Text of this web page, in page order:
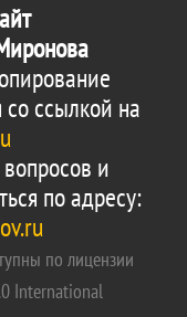
со ссылкой на
и
по адресу:
по лицензии
International